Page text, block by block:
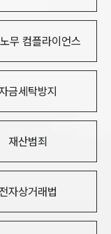
무 컴플라이언스
금세탁방지
재산범죄
자상거래법